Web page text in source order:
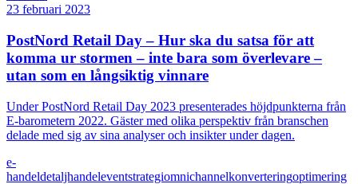
23 februari 2023
PostNord Retail Day – Hur ska du satsa för att
komma ur stormen – inte bara som överlevare –
utan som en långsiktig vinnare
Under PostNord Retail Day 2023 presenterades höjdpunkterna från
E-barometern 2022. Gäster med olika perspektiv från branschen
delade med sig av sina analyser och insikter under dagen.
e-
handeldetaljhandeleventstrategiomnichannelkonverteringoptimering